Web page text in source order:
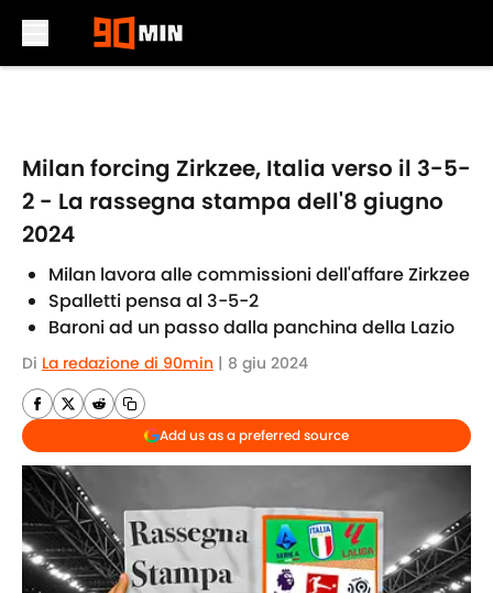
Milan forcing Zirkzee, Italia verso il 3-5-
2 - La rassegna stampa dell'8 giugno
2024
Milan lavora alle commissioni dell'affare Zirkzee
Spalletti pensa al 3-5-2
Baroni ad un passo dalla panchina della Lazio
Di La redazione di 90min | 8 giu 2024
Add us as a preferred source